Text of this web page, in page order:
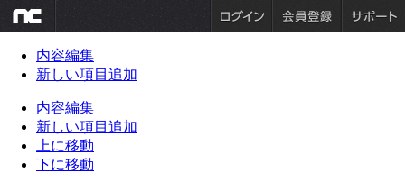
内容編集
新しい項目追加
内容編集
新しい項目追加
上に移動
下に移動